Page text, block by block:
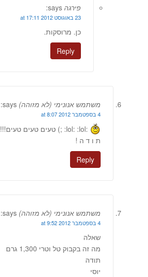
פירגה says:
23 באוגוסט 2012 at 17:11
כן. מרוסקות.
Reply
משתמש אנונימי (לא מזוהה) says:
4 בספטמבר 2012 at 8:07
:lol: :lol: ;) טעים טעים טעים!!!
ת ו ד ה !
Reply
משתמש אנונימי (לא מזוהה) says:
4 בספטמבר 2012 at 9:52
שאלה
מה זה בקבוק טל וטרי 1,300 גרם
תודה
יוסי